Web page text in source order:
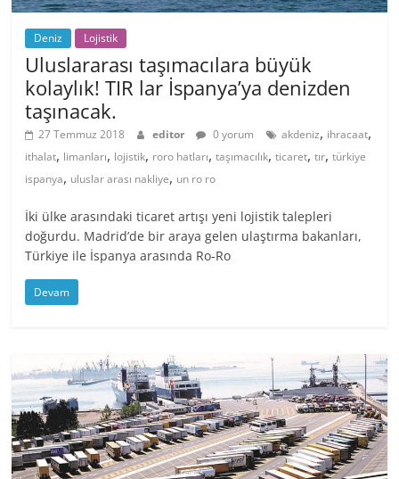
Deniz Lojistik
Uluslararası taşımacılara büyük
kolaylık! TIR lar İspanya’ya denizden
taşınacak.
27 Temmuz 2018 editor 0 yorum akdeniz, ihracaat,
ithalat, limanları, lojistik, roro hatları,taşımacılık,ticaret,tır,türkiye
ispanya, uluslar arası nakliye, un ro ro
İki ülke arasındaki ticaret artışı yeni lojistik talepleri
doğurdu. Madrid’de bir araya gelen ulaştırma bakanları,
Türkiye ile İspanya arasında Ro-Ro
Devam